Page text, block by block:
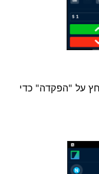
על "הפקדה" כדי